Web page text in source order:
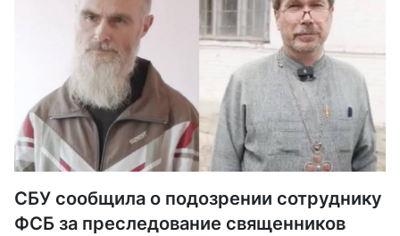
СБУ сообщила о подозрении сотруднику
ФСБ за преследование священников